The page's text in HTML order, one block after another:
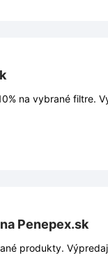
vybrané filtre. Využite
Penepex.sk
produkty.